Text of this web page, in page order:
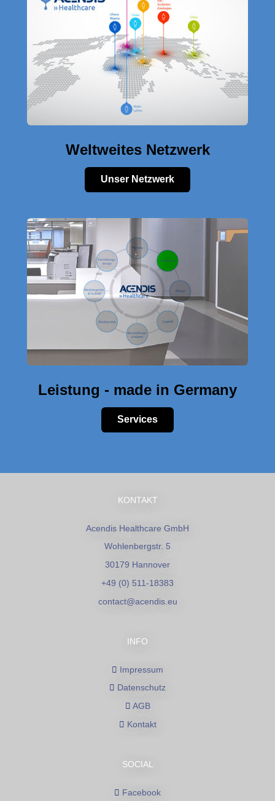
Weltweites Netzwerk
Unser Netzwerk
Leistung - made in Germany
Services
KONTAKT
Acendis Healthcare GmbH
Wohlenbergstr. 5
30179 Hannover
+49 (0) 511-18383
contact@acendis.eu
INFO
Impressum
Datenschutz
AGB
Kontakt
SOCIAL
Facebook